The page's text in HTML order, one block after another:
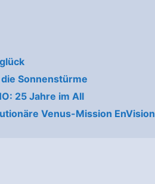
Sonnenstürme
25 Jahre im All
Venus-Mission EnVision